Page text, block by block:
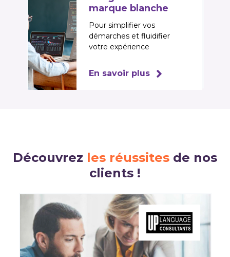
marque blanche
Pour simplifier vos
démarches et fluidifier
votre expérience
En savoir plus
Découvrez les réussites de nos
clients !